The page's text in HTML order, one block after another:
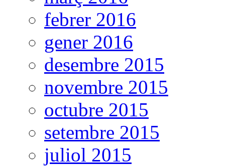
febrer 2016
gener 2016
desembre 2015
novembre 2015
octubre 2015
setembre 2015
juliol 2015